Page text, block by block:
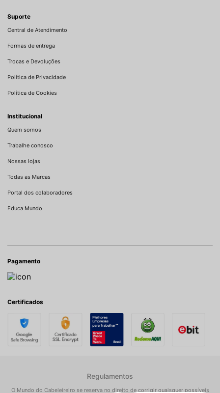
Suporte
Central de Atendimento
Formas de entrega
Trocas e Devoluções
Política de Privacidade
Política de Cookies
Institucional
Quem somos
Trabalhe conosco
Nossas lojas
Todas as Marcas
Portal dos colaboradores
Educa Mundo
Pagamento
Certificados
Regulamentos
O Mundo do Cabeleireiro se reserva no direito de corrigir quaisquer possíveis